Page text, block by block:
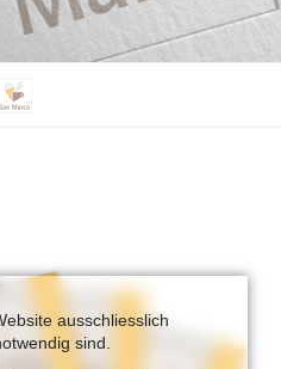
ausschliesslich
sind.